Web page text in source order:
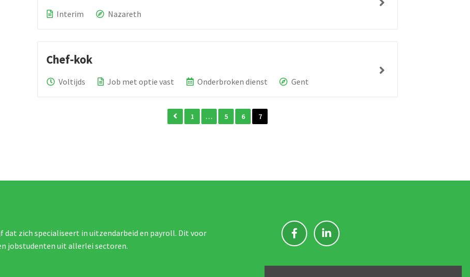
Interim Nazareth
Chef-kok
Voltijds Job met optie vast Onderbroken dienst Gent
1 … 5 6 7
dat zich specialiseert in uitzendarbeid en payroll. Dit voor
jobstudenten uit allerlei sectoren.